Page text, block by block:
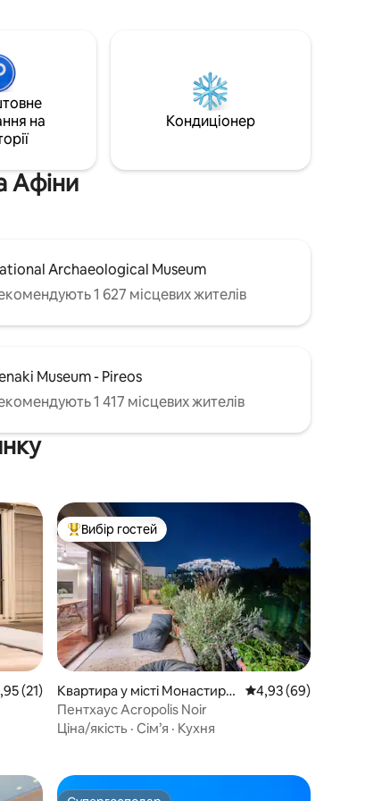
районі поблизу всіх основних міських
пам’яток, він залишається абсолютно
тихим, пропонуючи ідеальне
середовище для відпочинку та
на
Кондиціонер
Афіни
Archaeological Museum
1 627 місцевих жителів
Museum - Pireos
1 417 місцевих жителів
оцінка: 4,95 з 5, відгуки: 21
(21)
Топ вибір гостей
Вибір гостей
Квартира у місті Монастира
кі
Середня оцінка: 4,93
4,93 (69)
Пентхаус Acropolis Noir
Ціна/якість · Сім’я · Кухня